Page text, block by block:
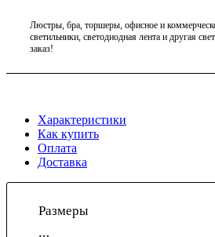
Люстры, бра, торшеры, офисное и
светильники, светодиодная лента и другая
заказ!
Характеристики
Как купить
Оплата
Доставка
Размеры